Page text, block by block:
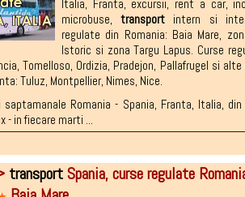
Italia, Franta, excursii, rent a car,
microbuse,transport intern si
regulate din Romania: Baia Mare,
Istoric si zona Targu Lapus. Curse
,Tomelloso, Ordizia, Pradejon, Pallafrugel si
Tuluz, Montpellier, Nimes, Nice.
saptamanale Romania - Spania, Franta, Italia, din
- in fiecare marti ...
transportSpania, curse regulate